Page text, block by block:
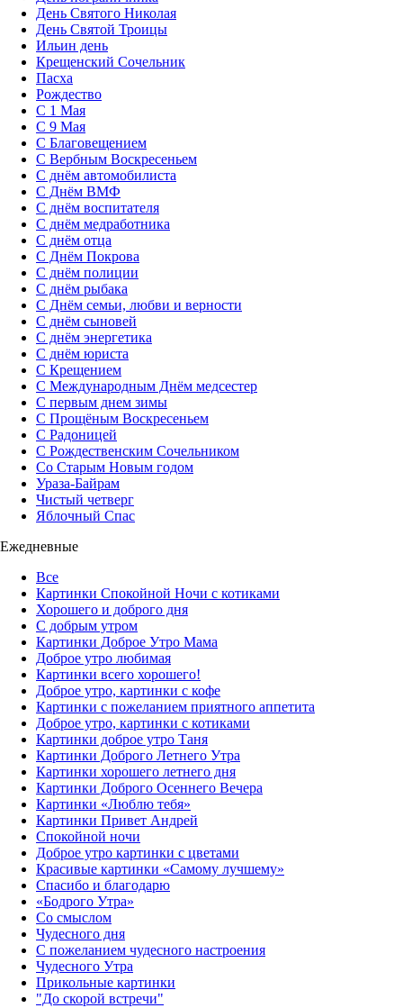
День Святого Николая
День Святой Троицы
Ильин день
Крещенский Сочельник
Пасха
Рождество
С 1 Мая
С 9 Мая
С Благовещением
С Вербным Воскресеньем
С днём автомобилиста
С Днём ВМФ
С днём воспитателя
С днём медработника
С днём отца
С Днём Покрова
С днём полиции
С днём рыбака
С Днём семьи, любви и верности
С днём сыновей
С днём энергетика
С днём юриста
С Крещением
С Международным Днём медсестер
С первым днем зимы
С Прощёным Воскресеньем
С Радоницей
С Рождественским Сочельником
Со Старым Новым годом
Ураза-Байрам
Чистый четверг
Яблочный Спас
Ежедневные
Все
Картинки Спокойной Ночи с котиками
Хорошего и доброго дня
С добрым утром
Картинки Доброе Утро Мама
Доброе утро любимая
Картинки всего хорошего!
Доброе утро, картинки с кофе
Картинки с пожеланием приятного аппетита
Доброе утро, картинки с котиками
Картинки доброе утро Таня
Картинки Доброго Летнего Утра
Картинки хорошего летнего дня
Картинки Доброго Осеннего Вечера
Картинки «Люблю тебя»
Картинки Привет Андрей
Спокойной ночи
Доброе утро картинки с цветами
Красивые картинки «Самому лучшему»
Спасибо и благодарю
«‎Бодрого Утра»‎
Со смыслом
Чудесного дня
С пожеланием чудесного настроения
Чудесного Утра
Прикольные картинки
"До скорой встречи"